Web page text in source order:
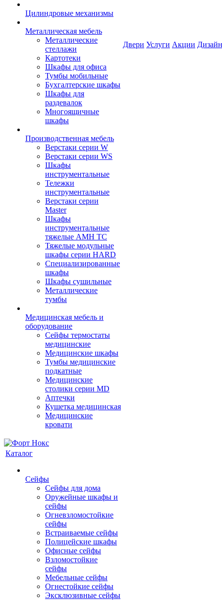
Цилиндровые механизмы
Металлическая мебель
Металлические
стеллажи
Картотеки
Шкафы для офиса
Тумбы мобильные
Бухгалтерские шкафы
Шкафы для
раздевалок
Многоящичные
шкафы
Производственная мебель
Верстаки серии W
Верстаки серии WS
Шкафы
инструментальные
Тележки
инструментальные
Верстаки серии
Master
Шкафы
инструментальные
тяжелые AMH TC
Тяжелые модульные
шкафы серии HARD
Cпециализированные
шкафы
Шкафы сушильные
Металлические
тумбы
Медицинская мебель и
оборудование
Сейфы термостаты
медицинские
Медицинские шкафы
Тумбы медицинские
подкатные
Медицинские
столики серии MD
Аптечки
Кушетка медицинская
Медицинские
кровати
Двери Услуги Акции
Каталог
Сейфы
Сейфы для дома
Оружейные шкафы и
сейфы
Огневзломостойкие
сейфы
Встраиваемые сейфы
Полицейские шкафы
Офисные сейфы
Взломостойкие
сейфы
Мебельные сейфы
Огнестойкие сейфы
Эксклюзивные сейфы